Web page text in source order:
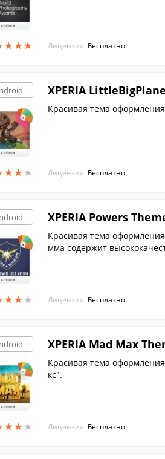
★★★
★★★ Лицензия: Бесплатно
★★ ★
★★ ★
XPERIA
Красивая тема
Лицензия: Бесплатно
★★ ★
★★ ★
XPERIA Powers
Красивая тема
мма содержит
Лицензия: Бесплатно
★★ ★
★★ ★
XPERIA Mad Max
Красивая тема
кс".
Лицензия: Бесплатно